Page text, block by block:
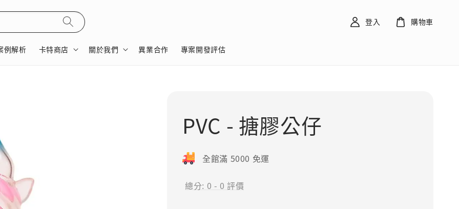
例解析 卡特商店 關於我們 異業合作 專案開發評估
登入 購物車
PVC - 搪膠公仔
全館滿 5000 免運
總分: 0 - 0 評價